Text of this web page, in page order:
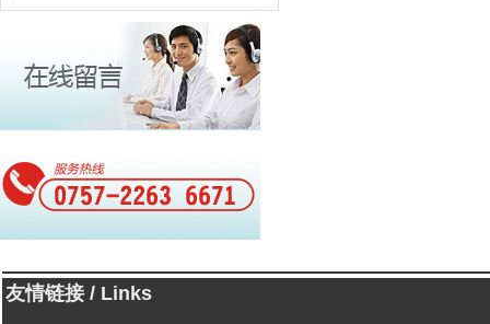
友情链接 / Links